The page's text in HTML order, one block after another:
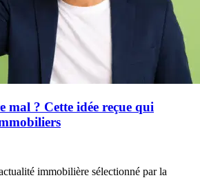
mal ? Cette idée reçue qui
immobilière sélectionné par la